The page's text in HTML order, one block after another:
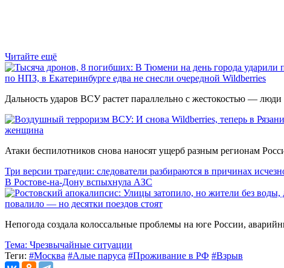
Читайте ещё
по НПЗ, в Екатеринбурге едва не снесли очередной Wildberries
Дальность ударов ВСУ растет параллельно с жестокостью —
женщина
Атаки беспилотников снова наносят ущерб разным регионам
Три версии трагедии: следователи разбираются в причинах
В Ростове-на-Дону вспыхнула АЗС
повалило — но десятки поездов стоят
Непогода создала колоссальные проблемы на юге России,
Тема: Чрезвычайные ситуации
Теги: #Москва #Алые паруса #Проживание в РФ #Взрыв